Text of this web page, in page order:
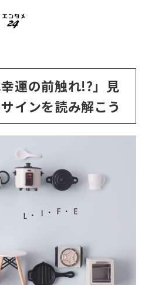
幸運の前触れ!?」見
インを読み解こう